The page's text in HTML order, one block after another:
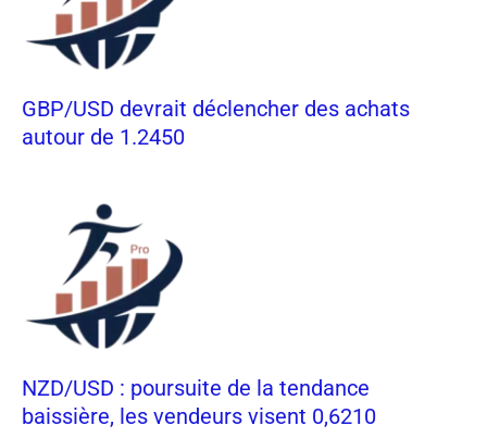
GBP/USD devrait déclencher des achats
autour de 1.2450
NZD/USD : poursuite de la tendance
baissière, les vendeurs visent 0,6210